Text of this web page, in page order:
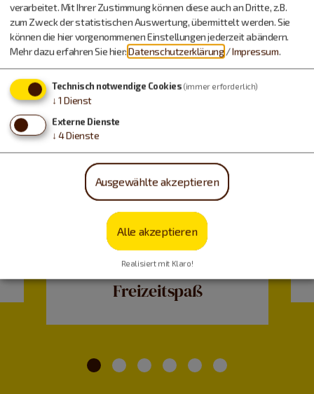
Freizeitspaß
verarbeitet. Mit Ihrer Zustimmung können diese auch an Dritte, z.B.
zum Zweck der statistischen Auswertung, übermittelt werden. Sie
können die hier vorgenommenen Einstellungen jederzeit abändern.
Mehr dazu erfahren Sie hier:Datenschutzerklärung /Impressum.
Technisch notwendige Cookies (immer erforderlich)
↓ 1 Dienst
Externe Dienste
↓ 4Dienste
Ausgewählte akzeptieren
Alle akzeptieren
Realisiert mit Klaro!